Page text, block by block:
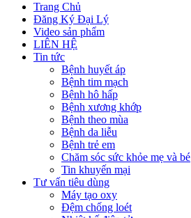
Trang Chủ
Đăng Ký Đại Lý
Video sản phẩm
LIÊN HỆ
Tin tức
Bệnh huyết áp
Bệnh tim mạch
Bệnh hô hấp
Bệnh xương khớp
Bệnh theo mùa
Bệnh da liễu
Bệnh trẻ em
Chăm sóc sức khỏe mẹ và bé
Tin khuyến mại
Tư vấn tiêu dùng
Máy tạo oxy
Đệm chống loét